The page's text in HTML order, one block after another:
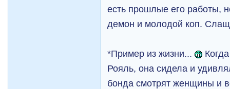
есть прошлые его работы,
демон и молодой коп.
*Пример из жизни...
Рояль, она сидела и
бонда смотрят женщины и